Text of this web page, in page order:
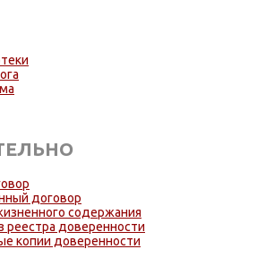
договор
содержания
реестра доверенности
копии доверенности